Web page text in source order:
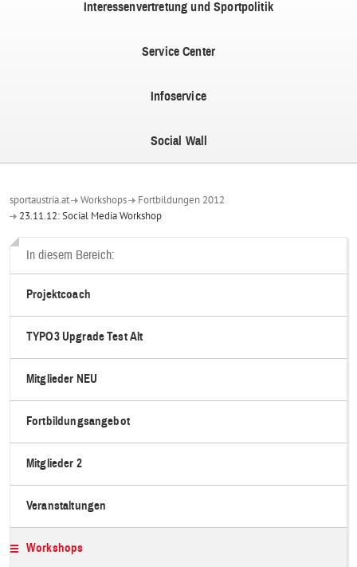
Interessenvertretung und Sportpolitik
Service Center
Infoservice
Social Wall
sportaustria.at Workshops
Fortbildungen 2012
23.11.12: Social Media Workshop
In diesem Bereich:
Projektcoach
TYPO3 Upgrade Test Alt
Mitglieder NEU
Fortbildungsangebot
Mitglieder 2
Veranstaltungen
Workshops